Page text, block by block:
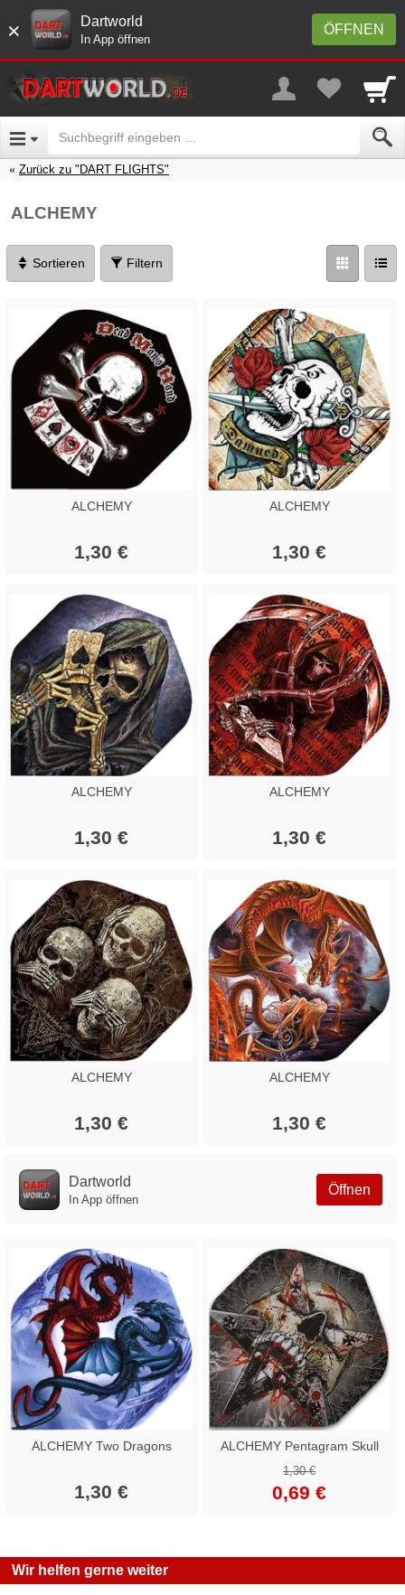
× ÖFFNEN
Dartworld
In App öffnen
Zurück zu "DART FLIGHTS"
ALCHEMY
Sortieren Filtern
ALCHEMY
1,30 €
ALCHEMY
1,30 €
ALCHEMY
1,30 €
ALCHEMY
1,30 €
ALCHEMY
1,30 €
ALCHEMY
1,30 €
Öffnen
Dartworld
In App öffnen
ALCHEMY Two Dragons
1,30 €
ALCHEMY Pentagram Skull
1,30 €
0,69 €
Wir helfen gerne weiter